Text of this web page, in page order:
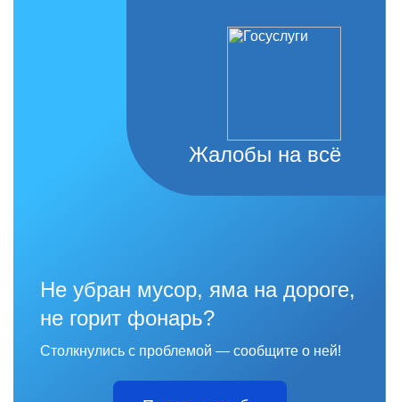
Жалобы на всё
Не убран мусор, яма на дороге,
не горит фонарь?
Столкнулись с проблемой — сообщите о ней!